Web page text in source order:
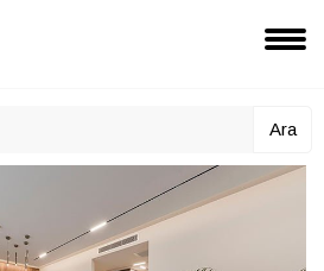
Ara